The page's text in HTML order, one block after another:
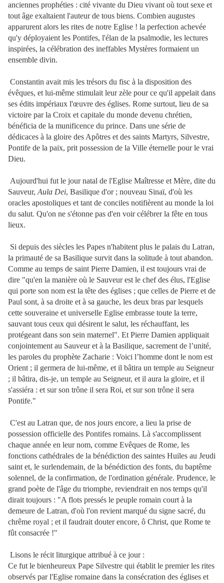
anciennes prophéties : cité vivante du Dieu vivant où tout sexe et
tout âge exaltaient l'auteur de tous biens. Combien augustes
apparurent alors les rites de notre Eglise ! la perfection achevée
qu'y déployaient les Pontifes, l'élan de la psalmodie, les lectures
inspirées, la célébration des ineffables Mystères formaient un
ensemble divin.
Constantin avait mis les trésors du fisc à la disposition des
évêques, et lui-même stimulait leur zèle pour ce qu'il appelait dans
ses édits impériaux l'œuvre des églises. Rome surtout, lieu de sa
victoire par la Croix et capitale du monde devenu chrétien,
bénéficia de la munificence du prince. Dans une série de
dédicaces à la gloire des Apôtres et des saints Martyrs, Silvestre,
Pontife de la paix, prit possession de la Ville éternelle pour le vrai
Dieu.
Aujourd'hui fut le jour natal de l'Eglise Maîtresse et Mère, dite du
Sauveur, Aula Dei, Basilique d'or ; nouveau Sinaï, d'où les
oracles apostoliques et tant de conciles notifièrent au monde la loi
du salut. Qu'on ne s'étonne pas d'en voir célébrer la fête en tous
lieux.
Si depuis des siècles les Papes n'habitent plus le palais du Latran,
la primauté de sa Basilique survit dans la solitude à tout abandon.
Comme au temps de saint Pierre Damien, il est toujours vrai de
dire "qu'en la manière où le Sauveur est le chef des élus, l'Eglise
qui porte son nom est la tête des églises ; que celles de Pierre et de
Paul sont, à sa droite et à sa gauche, les deux bras par lesquels
cette souveraine et universelle Eglise embrasse toute la terre,
sauvant tous ceux qui désirent le salut, les réchauffant, les
protégeant dans son sein maternel". Et Pierre Damien appliquait
conjointement au Sauveur et à la Basilique, sacrement de l’unité,
les paroles du prophète Zacharie : Voici l’homme dont le nom est
Orient ; il germera de lui-même, et il bâtira un temple au Seigneur
; il bâtira, dis-je, un temple au Seigneur, et il aura la gloire, et il
s'assiéra : et sur son trône il sera Roi, et sur son trône il sera
Pontife."
C'est au Latran que, de nos jours encore, a lieu la prise de
possession officielle des Pontifes romains. Là s'accomplissent
chaque année en leur nom, comme Evêques de Rome, les
fonctions cathédrales de la bénédiction des saintes Huiles au Jeudi
saint et, le surlendemain, de la bénédiction des fonts, du baptême
solennel, de la confirmation, de l'ordination générale. Prudence, le
grand poète de l'âge du triomphe, reviendrait en nos temps qu'il
dirait toujours : "A flots pressés le peuple romain court à la
demeure de Latran, d'où l'on revient marqué du signe sacré, du
chrême royal ; et il faudrait douter encore, ô Christ, que Rome te
fût consacrée !"
Lisons le récit liturgique attribué à ce jour :
Ce fut le bienheureux Pape Silvestre qui établit le premier les rites
observés par l'Eglise romaine dans la consécration des églises et